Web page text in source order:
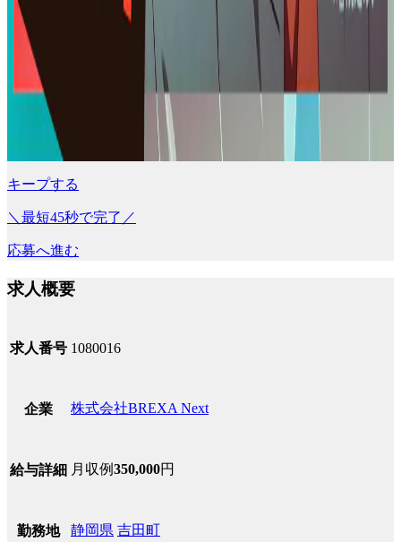
キープする
＼最短45秒で完了／
応募へ進む
求人概要
求人番号 1080016
企業 株式会社BREXA Next
給与詳細 月収例350,000円
勤務地 静岡県 吉田町